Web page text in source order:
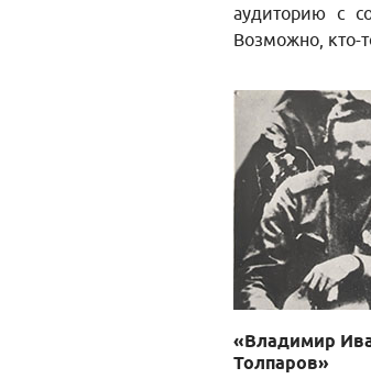
аудиторию с
Возможно, кто-
«Владимир
Толпаров»